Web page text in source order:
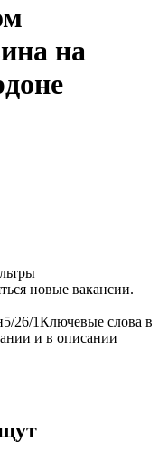
на
новые вакансии.
5/26/1Ключевые слова в
и в описании